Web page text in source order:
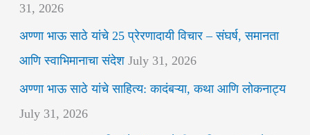
31, 2026
अण्णा भाऊ साठे यांचे 25 प्रेरणादायी विचार – संघर्ष, समानता
आणि स्वाभिमानाचा संदेश July 31, 2026
अण्णा भाऊ साठे यांचे साहित्य: कादंबऱ्या, कथा आणि लोकनाट्य
July 31, 2026